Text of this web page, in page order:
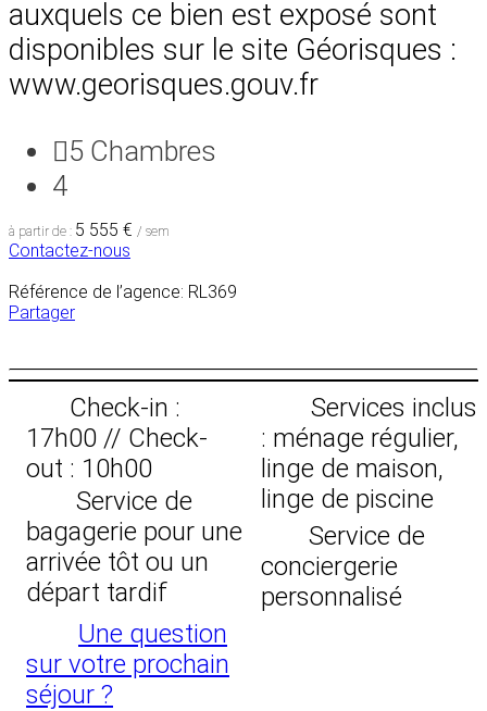
auxquels ce bien est exposé sont
disponibles sur le site Géorisques :
www.georisques.gouv.fr
5 Chambres
4
à partir de : 5 555 € / sem
Contactez-nous
Référence de l’agence: RL369
Partager
Check-in :
17h00 // Check-
out : 10h00
Service de
bagagerie pour une
arrivée tôt ou un
départ tardif
Une question
sur votre prochain
séjour ?
Services inclus
: ménage régulier,
linge de maison,
linge de piscine
Service de
conciergerie
personnalisé